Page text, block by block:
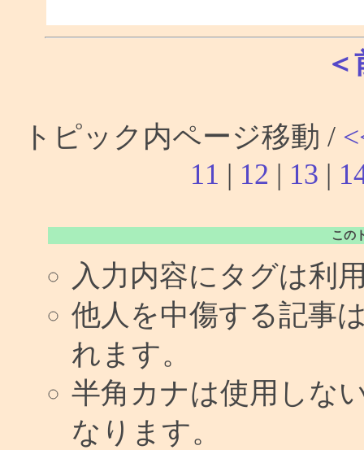
トピック内ページ移動 /
11 | 12 | 13 |
この
入力内容にタグは利
他人を中傷する記事
れます。
半角カナは使用しな
なります。